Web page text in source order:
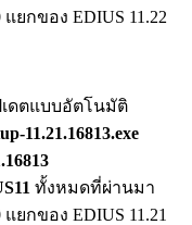
แยกของ EDIUS 11.22
เดตแบบอัตโนมัติ
11.21.16813.exe
ทั้งหมดที่ผ่านมา
ยกของ EDIUS 11.21